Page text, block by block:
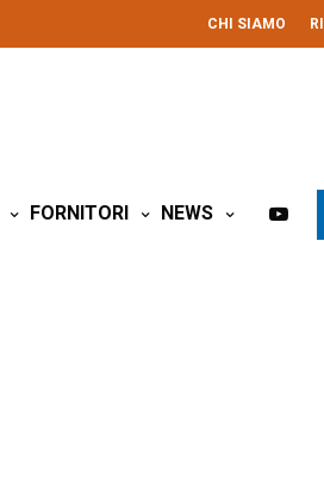
CHI SIAMO
FORNITORI NEWS